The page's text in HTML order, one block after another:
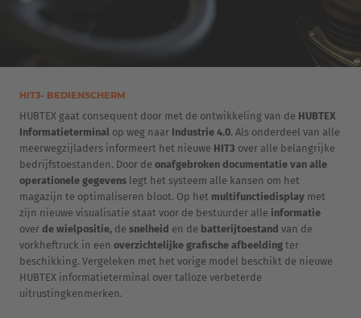
HIT3- BEDIENSCHERM
HUBTEX gaat consequent door met de ontwikkeling van de HUBTEX
Informatieterminal op weg naar Industrie 4.0. Als onderdeel van alle
meerwegzijladers informeert het nieuwe HIT3 over alle belangrijke
bedrijfstoestanden. Door de onafgebroken documentatie van alle
operationele gegevens legt het systeem alle kansen om het
magazijn te optimaliseren bloot. Op het multifunctiedisplay met
zijn nieuwe visualisatie staat voor de bestuurder alle informatie
over de wielpositie, de snelheid en de batterijtoestand van de
vorkheftruck in een overzichtelijke grafische afbeelding ter
beschikking. Vergeleken met het vorige model beschikt de nieuwe
HUBTEX informatieterminal over talloze verbeterde
uitrustingkenmerken.